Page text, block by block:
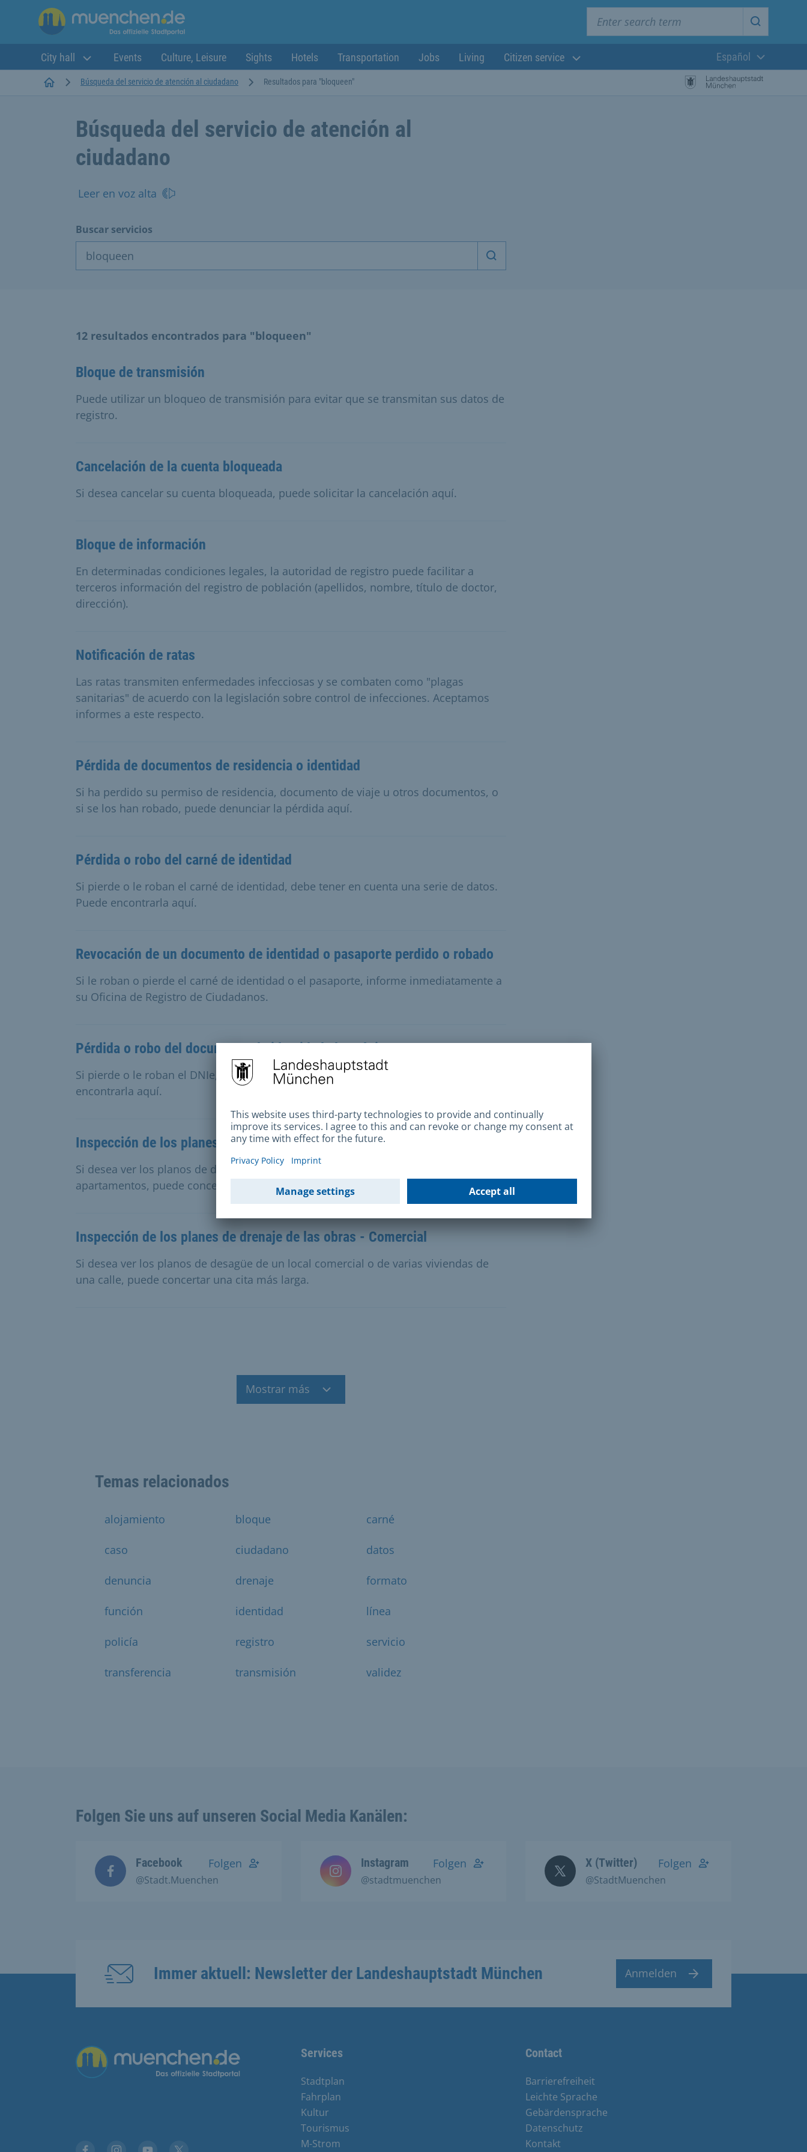
Start
City hall Events Culture, Leisure Sights Hotels Transportation Jobs Living Citizen service
Lengua actual:
Español
StartseiteBúsqueda del servicio de atención al ciudadano Resultados para "bloqueen"
Búsqueda del servicio de atención al
ciudadano
Leer en voz alta
Buscar servicios
Iniciar búsqueda
12 resultados encontrados para "bloqueen"
Bloque de transmisión
Puede utilizar un bloqueo de transmisión para evitar que se transmitan sus datos de
registro.
Cancelación de la cuenta bloqueada
Si desea cancelar su cuenta bloqueada, puede solicitar la cancelación aquí.
Bloque de información
En determinadas condiciones legales, la autoridad de registro puede facilitar a
terceros información del registro de población (apellidos, nombre, título de doctor,
dirección).
Notificación de ratas
Las ratas transmiten enfermedades infecciosas y se combaten como "plagas
sanitarias" de acuerdo con la legislación sobre control de infecciones. Aceptamos
informes a este respecto.
Pérdida de documentos de residencia o identidad
Si ha perdido su permiso de residencia, documento de viaje u otros documentos, o
si se los han robado, puede denunciar la pérdida aquí.
Pérdida o robo del carné de identidad
Si pierde o le roban el carné de identidad, debe tener en cuenta una serie de datos.
Puede encontrarla aquí.
Revocación de un documento de identidad o pasaporte perdido o robado
Si le roban o pierde el carné de identidad o el pasaporte, informe inmediatamente a
su Oficina de Registro de Ciudadanos.
Pérdida o robo del documento de identidad electrónico
Si pierde o le roban el DNIe, debe tener en cuenta una serie de datos. Puede
encontrarla aquí.
Inspección de los planes de drenaje para pequeños clientes
Si desea ver los planos de drenaje de su vivienda unifamiliar o bloque de
apartamentos, puede concertar una cita.
Inspección de los planes de drenaje de las obras - Comercial
Si desea ver los planos de desagüe de un local comercial o de varias viviendas de
una calle, puede concertar una cita más larga.
Mostrar más
Temas relacionados
alojamiento bloque carné
caso ciudadano datos
denuncia drenaje formato
función identidad línea
policía registro servicio
transferencia transmisión validez
Folgen Sie uns auf unseren Social Media Kanälen:
Facebook
@Stadt.Muenchen
Folgen Instagram
@stadtmuenchen
Folgen X (Twitter)
@StadtMuenchen
Folgen
Immer aktuell: Newsletter der Landeshauptstadt München Anmelden
Übergreifende Links Services
Stadtplan
Fahrplan
Kultur
Tourismus
M-Strom
Contact
Barrierefreiheit
Leichte Sprache
Gebärdensprache
Datenschutz
Kontakt